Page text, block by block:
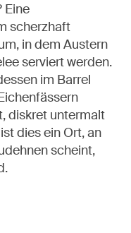
Eine
scherzhaft
in dem Austern
serviert werden.
im Barrel
diskret untermalt
dies ein Ort, an
scheint,